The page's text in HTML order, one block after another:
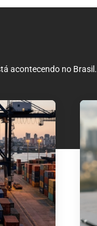
acontecendo no Brasil.